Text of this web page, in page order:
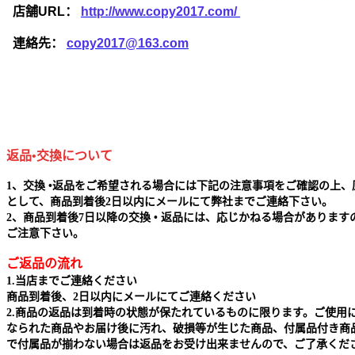
店舗URL：
http://www.copy2017.com/
連絡先： copy2017@163.com
返品•交換について
1、交換 •返品をご希望される場合には下記の注意事項をご確認の上、
として、商品到着後2日以内にメールにて弊社までご連絡下さい。
2、商品到着後7日以降の交換 • 返品には、応じかねる場合があります
ご注意下さい。
ご返品の流れ
1.当店までご連絡ください
商品到着後、2日以内にメールにてご連絡ください
2.商品の返品は到着時の状態が保たれているものに限ります。ご使用
なられた商品やお届け後に汚れ、破損等が生じた商品、付属品付き商
で付属品が揃わない場合は返品をお受け出来ませんので、ご了承くだ